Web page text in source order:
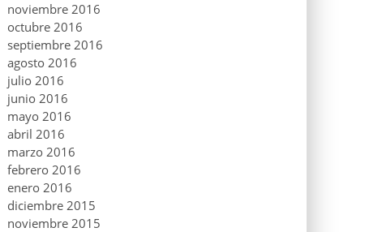
noviembre 2016
octubre 2016
septiembre 2016
agosto 2016
julio 2016
junio 2016
mayo 2016
abril 2016
marzo 2016
febrero 2016
enero 2016
diciembre 2015
noviembre 2015